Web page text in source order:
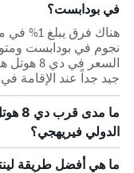
في بودابست؟
جيد جداً عند الإقامة
ما
الدولي فيريهجي؟
ما هي أفضل طريقة